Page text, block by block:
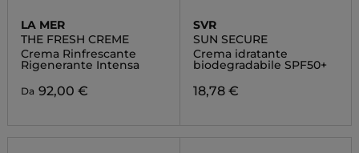
LA MER
THE FRESH CREME
Crema Rinfrescante
Rigenerante Intensa
Da 92,00 €
SVR
SUN SECURE
Crema idratante
biodegradabile SPF50+
18,78 €